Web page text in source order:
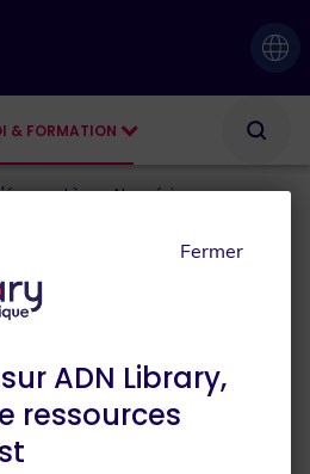
& FORMATION
AGENDA
Numérique
Fermer
ADN Library,
ressources
numérique sont nombreux
Découvrez un aperçu de
au dynamisme de